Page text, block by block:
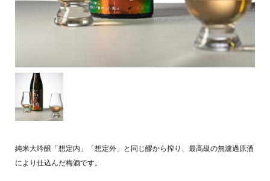
純米大吟醸「想定内」「想定外」と同じ醪から搾り、最高級の無濾過原酒
により仕込んだ梅酒です。